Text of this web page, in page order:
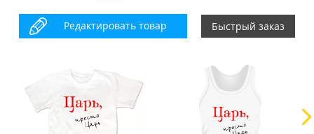
Редактировать товар Быстрый заказ